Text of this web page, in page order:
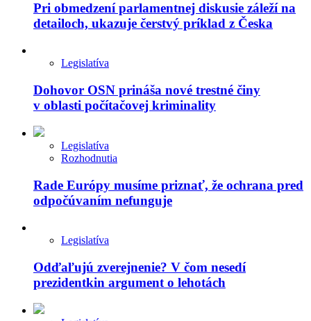
Pri obmedzení parlamentnej diskusie záleží na
detailoch, ukazuje čerstvý príklad z Česka
Legislatíva
Dohovor OSN prináša nové trestné činy
v oblasti počítačovej kriminality
Legislatíva
Rozhodnutia
Rade Európy musíme priznať, že ochrana pred
odpočúvaním nefunguje
Legislatíva
Odďaľujú zverejnenie? V čom nesedí
prezidentkin argument o lehotách